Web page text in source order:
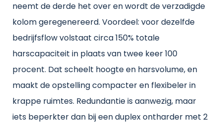
neemt de derde het over en wordt de verzadigde
kolom geregenereerd. Voordeel: voor dezelfde
bedrijfsflow volstaat circa 150% totale
harscapaciteit in plaats van twee keer 100
procent. Dat scheelt hoogte en harsvolume, en
maakt de opstelling compacter en flexibeler in
krappe ruimtes. Redundantie is aanwezig, maar
iets beperkter dan bij een duplex ontharder met 2